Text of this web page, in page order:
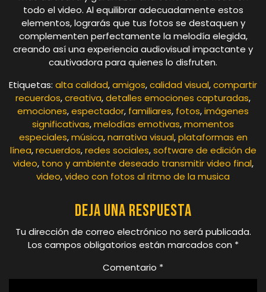
todo el video. Al equilibrar adecuadamente estos
elementos, lograrás que tus fotos se destaquen y
complementen perfectamente la melodía elegida,
creando así una experiencia audiovisual impactante y
cautivadora para quienes lo disfruten.
Etiquetas: alta calidad,amigos,calidad visual,compartir
recuerdos,creativa,detalles emociones capturadas,
emociones,espectador, familiares, fotos,imágenes
significativas,melodías emotivas,momentos
especiales,música,narrativa visual,plataformas en
línea,recuerdos,redes sociales,software de edición de
video, tono y ambiente deseado transmitir video final,
video,video con fotos al ritmo de la musica
Deja una respuesta
Tu dirección de correo electrónico no será publicada.
Los campos obligatorios están marcados con *
Comentario *